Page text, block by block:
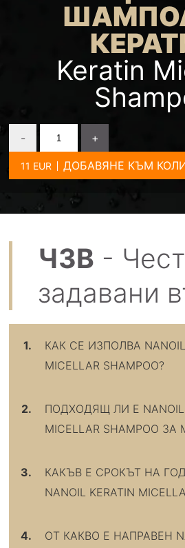
Keratin
-
+
ДОБАВЯНЕ КЪМ
ЧЗВ -
задавани
1.
КАК СЕ ИЗПОЛВА NANOIL
MICELLAR SHAMPOO?
2.
ПОДХОДЯЩ ЛИ Е NANOIL
MICELLAR SHAMPOO
3.
КАКЪВ Е СРОКЪТ НА
NANOIL KERATIN
4.
ОТ КАКВО Е НАПРАВЕН